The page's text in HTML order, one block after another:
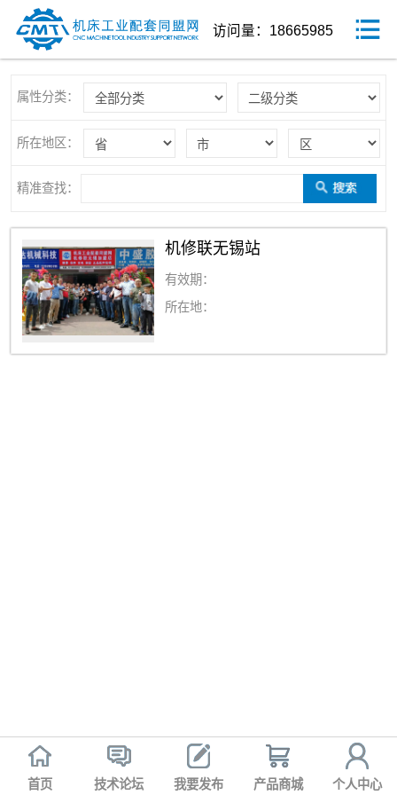
访问量：18665985
属性分类：
所在地区：
精准查找：
机修联无锡站
有效期：
所在地：
首页 技术论坛 我要发布 产品商城 个人中心